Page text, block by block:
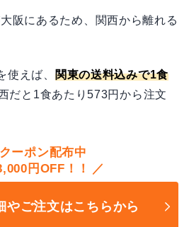
阪にあるため、関西から離れる
使えば、 関東の送料込みで1食
西だと1食あたり573円から注文
ーポン配布中
円OFF！！
やご注文はこちらから